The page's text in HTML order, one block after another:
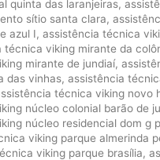
quinta das laranjeiras,
sítio santa clara,
azul I, assistência técnica
técnica viking mirante da
mirante de jundiaí,
das vinhas, assistência
técnica viking novo
núcleo colonial barão de
núcleo residencial dom g
viking parque almerinda
viking parque brasília,